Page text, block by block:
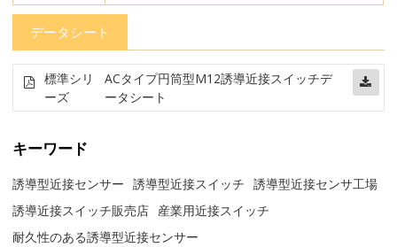
データシート
標準シリ
ーズ
ACタイプ円筒型M12誘導近接スイッチデ
ータシート
キーワード
誘導型近接センサー 誘導型近接スイッチ
誘導型近接センサ工場
誘導近接スイッチ販売店 産業用近接スイッチ
耐久性のある誘導型近接センサー